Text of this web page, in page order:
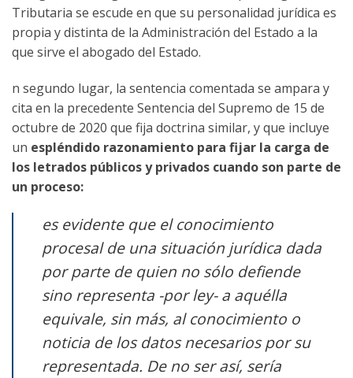
Tributaria se escude en que su personalidad jurídica es
propia y distinta de la Administración del Estado a la
que sirve el abogado del Estado.
n segundo lugar, la sentencia comentada se ampara y
cita en la precedente Sentencia del Supremo de 15 de
octubre de 2020 que fija doctrina similar, y que incluye
un espléndido razonamiento para fijar la carga de
los letrados públicos y privados cuando son parte de
un proceso:
es evidente que el conocimiento
procesal de una situación jurídica dada
por parte de quien no sólo defiende
sino representa -por ley- a aquélla
equivale, sin más, al conocimiento o
noticia de los datos necesarios por su
representada. De no ser así, sería